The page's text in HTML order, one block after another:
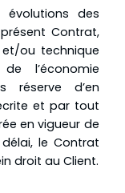
des
Contrat,
ou technique
l’économie
réserve d’en
et par tout
en vigueur de
le Contrat
droit au Client.